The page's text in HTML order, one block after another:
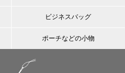
ビジネスバッグ
ポーチなどの小物